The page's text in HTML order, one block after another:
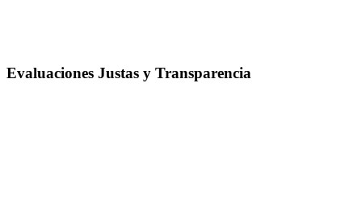
Evaluaciones Justas y Transparencia